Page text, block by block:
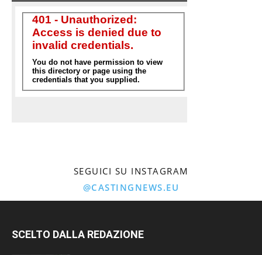
SEGUICI SU INSTAGRAM
@CASTINGNEWS.EU
SCELTO DALLA REDAZIONE